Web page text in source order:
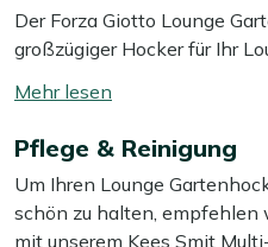
Der Forza Giotto Lounge
großzügiger Hocker für Ihr
Ihren Beinen nach einem
Sie ihn als zusätzliche
mehr Besuch bleibt als
Kissen sitzen oder liegen Sie
sich stimmig in Ihre
umschalten
Pflege & Reinigung
Um Ihren Lounge
schön zu halten, empfehlen
mit unserem Kees Smit